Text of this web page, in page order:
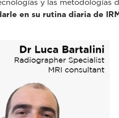
y las metodologías
en su rutina diaria de